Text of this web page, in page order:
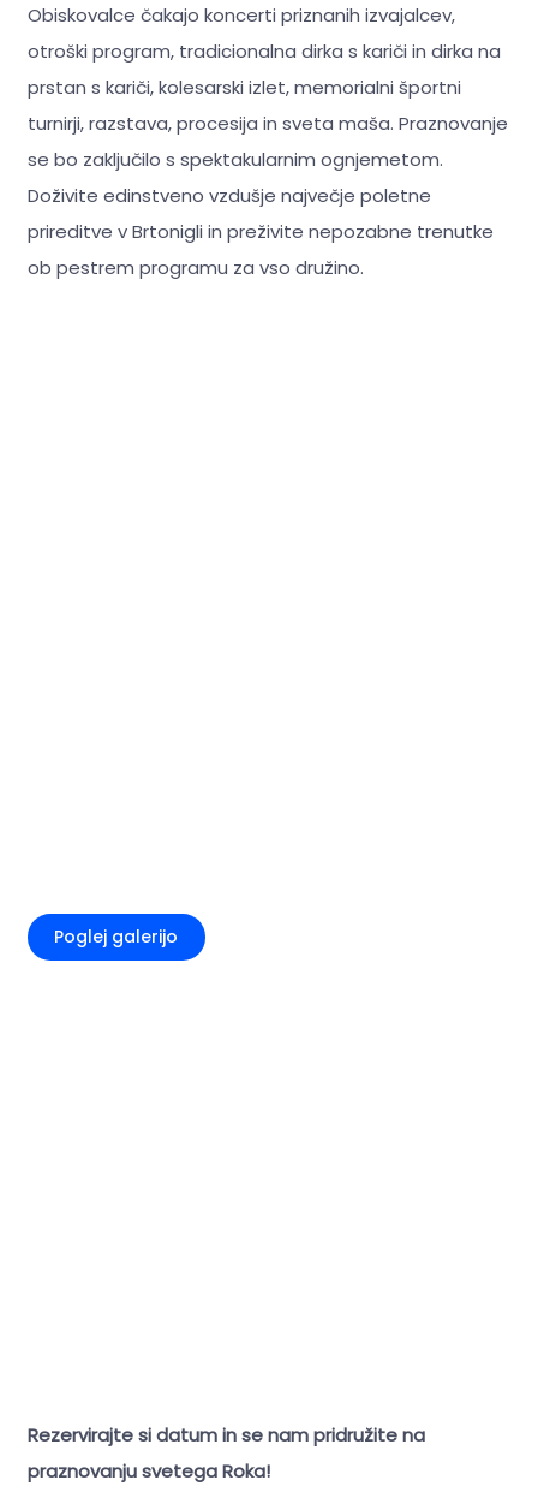
Obiskovalce čakajo koncerti priznanih izvajalcev,
otroški program, tradicionalna dirka s kariči in dirka na
prstan s kariči, kolesarski izlet, memorialni športni
turnirji, razstava, procesija in sveta maša. Praznovanje
se bo zaključilo s spektakularnim ognjemetom.
Doživite edinstveno vzdušje največje poletne
prireditve v Brtonigli in preživite nepozabne trenutke
ob pestrem programu za vso družino.
Poglej galerijo
Rezervirajte si datum in se nam pridružite na
praznovanju svetega Roka!